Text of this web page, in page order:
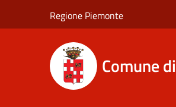
Regione Piemonte
Comune